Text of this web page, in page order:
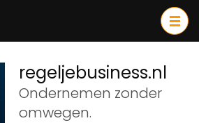
regeljebusiness.nl
Ondernemen zonder
omwegen.